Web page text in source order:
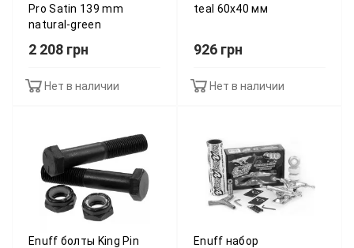
Pro Satin 139 mm
natural-green
2 208 грн
Нет в наличии
teal 60x40 мм
926 грн
Нет в наличии
Enuff болты King Pin
Enuff набор